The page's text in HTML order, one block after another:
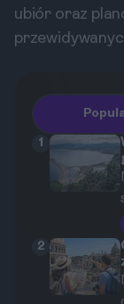
ubiór oraz
1
2